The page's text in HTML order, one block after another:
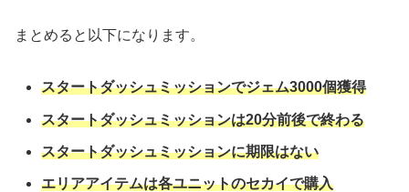
まとめると以下になります。
スタートダッシュミッションでジェム3000個獲得
スタートダッシュミッションは20分前後で終わる
スタートダッシュミッションに期限はない
エリアアイテムは各ユニットのセカイで購入